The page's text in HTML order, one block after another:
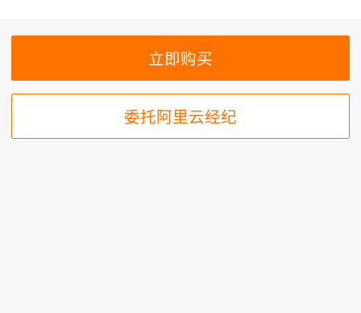
委托阿里云经纪